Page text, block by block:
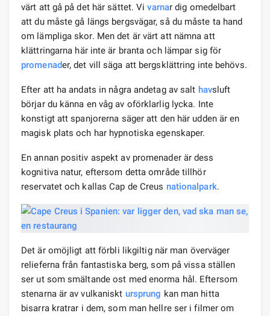
värt att gå på det här sättet. Vivarnar dig omedelbart
att du måste gå längs bergsvägar, så du måste ta hand
om lämpliga skor. Men det är värt att nämna att
klättringarna här inte är branta och lämpar sig för
promenader, det vill säga att bergsklättring inte behövs.
Efter att ha andats in några andetag av salt havsluft
börjar du känna en våg av oförklarlig lycka. Inte
konstigt att spanjorerna säger att den här udden är en
magisk plats och har hypnotiska egenskaper.
En annan positiv aspekt av promenader är dess
kognitiva natur, eftersom detta område tillhör
reservatet och kallas Cap de Creus nationalpark.
Det är omöjligt att förbli likgiltig när man överväger
relieferna från fantastiska berg, som på vissa ställen
ser ut som smältande ost med enorma hål. Eftersom
stenarna är av vulkaniskt ursprung kan man hitta
bisarra kratrar i dem, som man hellre ser i filmer om